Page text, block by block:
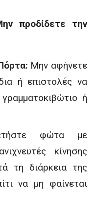
προδίδετε την
Μην αφήνετε
ή επιστολές να
ή
φώτα με
κίνησης
τη διάρκεια της
να μη φαίνεται